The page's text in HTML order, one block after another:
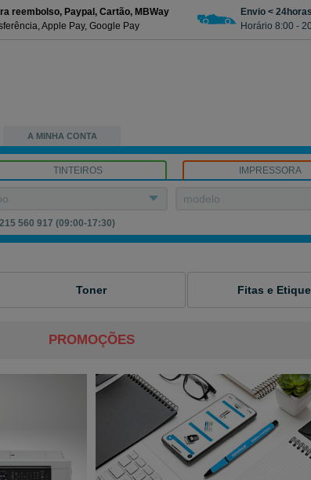
reembolso, Paypal, Cartão, MBWay
Apple Pay, Google Pay
Envio < 24horas
Horário 8:00 -
A MINHA CONTA
TINTEIROS IMPRESSORA
modelo
560 917 (09:00-17:30)
Toner Fitas e
PROMOÇÕES